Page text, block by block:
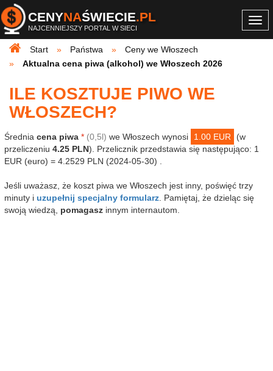
CENYNAŚWIECIE.PL
NAJCENNIEJSZY PORTAL W SIECI
Start
Państwa
Ceny we Włoszech
Aktualna cena piwa (alkohol) we Włoszech 2026
ILE KOSZTUJE PIWO WE
WŁOSZECH?
Średnia cena piwa * (0,5l) we Włoszech wynosi 1.00 EUR
(w
przeliczeniu 4.25 PLN). Przelicznik przedstawia się następująco: 1
EUR (euro) = 4.2529 PLN (2024-05-30) .
Jeśli uważasz, że koszt piwa we Włoszech jest inny, poświęć trzy
minuty i uzupełnij specjalny formularz . Pamiętaj, że dzieląc się
swoją wiedzą, pomagasz innym internautom.